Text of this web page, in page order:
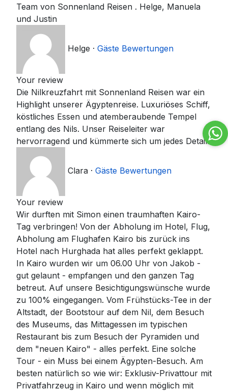
Team von Sonnenland Reisen . Helge, Manuela
und Justin
Helge · Gäste Bewertungen
Your review
Die Nilkreuzfahrt mit Sonnenland Reisen war ein
Highlight unserer Ägyptenreise. Luxuriöses Schiff,
köstliches Essen und atemberaubende Tempel
entlang des Nils. Unser Reiseleiter war
hervorragend und kümmerte sich um jedes Detail.
Clara · Gäste Bewertungen
Your review
Wir durften mit Simon einen traumhaften Kairo-
Tag verbringen! Von der Abholung im Hotel, Flug,
Abholung am Flughafen Kairo bis zurück ins
Hotel nach Hurghada hat alles perfekt geklappt.
In Kairo wurden wir um 06.00 Uhr von Jakob -
gut gelaunt - empfangen und den ganzen Tag
betreut. Auf unsere Besichtigungswünsche wurde
zu 100% eingegangen. Vom Frühstücks-Tee in der
Altstadt, der Bootstour auf dem Nil, dem Besuch
des Museums, das Mittagessen im typischen
Restaurant bis zum Besuch der Pyramiden und
dem "neuen Kairo" - alles perfekt. Eine solche
Tour - ein Muss bei einem Ägypten-Besuch. Am
besten natürlich so wie wir: Exklusiv-Privattour mit
Privatfahrzeug in Kairo und wenn möglich mit